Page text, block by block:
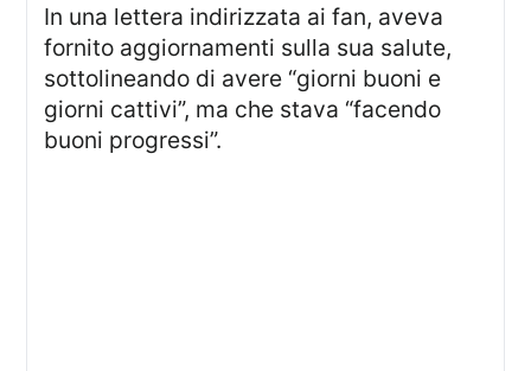
In una lettera indirizzata ai fan, aveva
fornito aggiornamenti sulla sua salute,
sottolineando di avere “giorni buoni e
giorni cattivi”, ma che stava “facendo
buoni progressi”.